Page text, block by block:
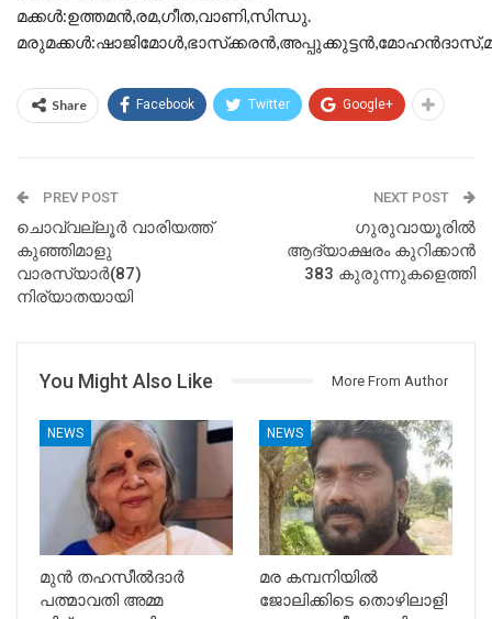
മക്കള്‍:ഉത്തമന്‍,രമ,ഗീത,വാണി,സിന്ധു.
Share Facebook Twitter Google+
PREV POST
ചൊവ്വല്ലൂര്‍ വാരിയത്ത്
കുഞ്ഞിമാളു
വാരസ്യാര്‍(87)
നിര്യാതയായി
NEXT POST
ഗുരുവായൂരിൽ
ആദ്യാക്ഷരം കുറിക്കാൻ
383 കുരുന്നുകളെത്തി
You Might Also Like More From Author
NEWS
മുൻ തഹസീൽദാർ
പത്മാവതി അമ്മ
NEWS
മര കമ്പനിയിൽ
ജോലിക്കിടെ തൊഴിലാളി